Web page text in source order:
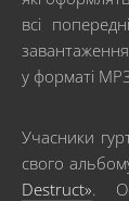
всі
у форматі
Учасники
свого
Destruct».